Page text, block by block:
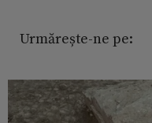
Urmărește-ne pe: